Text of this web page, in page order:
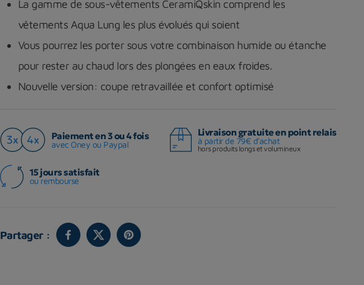
La gamme de sous-vêtements CeramiQskin comprend les
vêtements Aqua Lung les plus évolués qui soient
Vous pourrez les porter sous votre combinaison humide ou étanche
pour rester au chaud lors des plongées en eaux froides.
Nouvelle version: coupe retravaillée et confort optimisé
Paiement en 3 ou 4 fois
avec Oney ou Paypal
Livraison gratuite en point relais
à partir de 79€ d'achat
hors produits longs et volumineux
15 jours satisfait
ou remboursé
Partager :